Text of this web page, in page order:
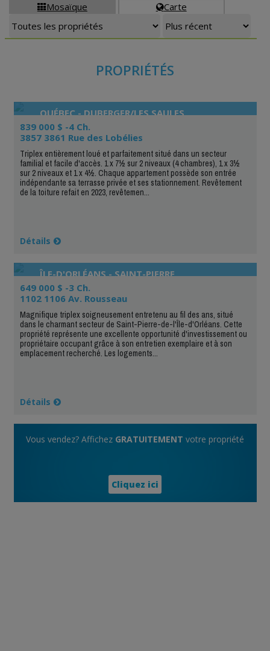
Mosaïque Carte
PROPRIÉTÉS
QUÉBEC - DUBERGER/LES SAULES
839 000 $ -4 Ch.
3857 3861 Rue des Lobélies
Triplex entièrement loué et parfaitement situé dans un secteur
familial et facile d'accès. 1 x 7½ sur 2 niveaux (4 chambres), 1 x 3½
sur 2 niveaux et 1 x 4½. Chaque appartement possède son entrée
indépendante sa terrasse privée et ses stationnement. Revêtement
de la toiture refait en 2023, revêtemen...
Détails
ÎLE-D'ORLÉANS - SAINT-PIERRE
649 000 $ -3 Ch.
1102 1106 Av. Rousseau
Magnifique triplex soigneusement entretenu au fil des ans, situé
dans le charmant secteur de Saint-Pierre-de-l'Île-d'Orléans. Cette
propriété représente une excellente opportunité d'investissement ou
propriétaire occupant grâce à son entretien exemplaire et à son
emplacement recherché. Les logements...
Détails
Vous vendez? Affichez GRATUITEMENT votre propriété
Cliquez ici